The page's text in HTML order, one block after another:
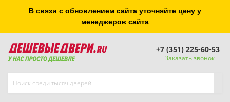
В связи с обновлением сайта уточняйте цену у
менеджеров сайта
+7 (351) 225-60-53
Заказать звонок